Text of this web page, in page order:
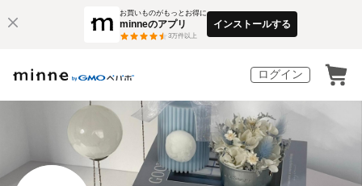
お買いものがもっとお得に
minneのアプリ
3万件以上
インストールする
ログイン